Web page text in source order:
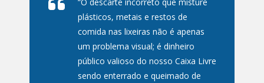
plásticos, metais e restos de
comida nas lixeiras não é apenas
um problema visual; é dinheiro
público valioso do nosso Caixa Livre
sendo enterrado e queimado de